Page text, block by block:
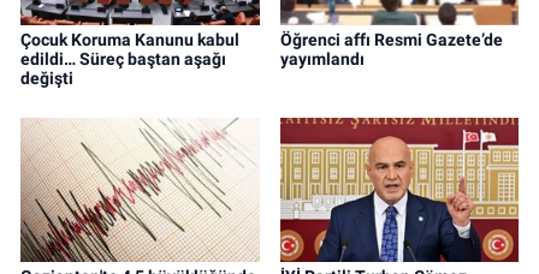
Çocuk Koruma Kanunu kabul
edildi… Süreç baştan aşağı
değişti
Öğrenci affı Resmi Gazete’de
yayımlandı